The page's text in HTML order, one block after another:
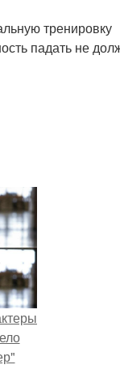
тренировку
падать не